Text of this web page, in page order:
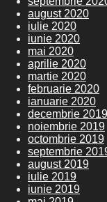
august 2020
iulie 2020
iunie 2020
mai 2020
aprilie 2020
martie 2020
februarie 2020
ianuarie 2020
decembrie 2019
noiembrie 2019
octombrie 2019
septembrie
august 2019
iulie 2019
iunie 2019